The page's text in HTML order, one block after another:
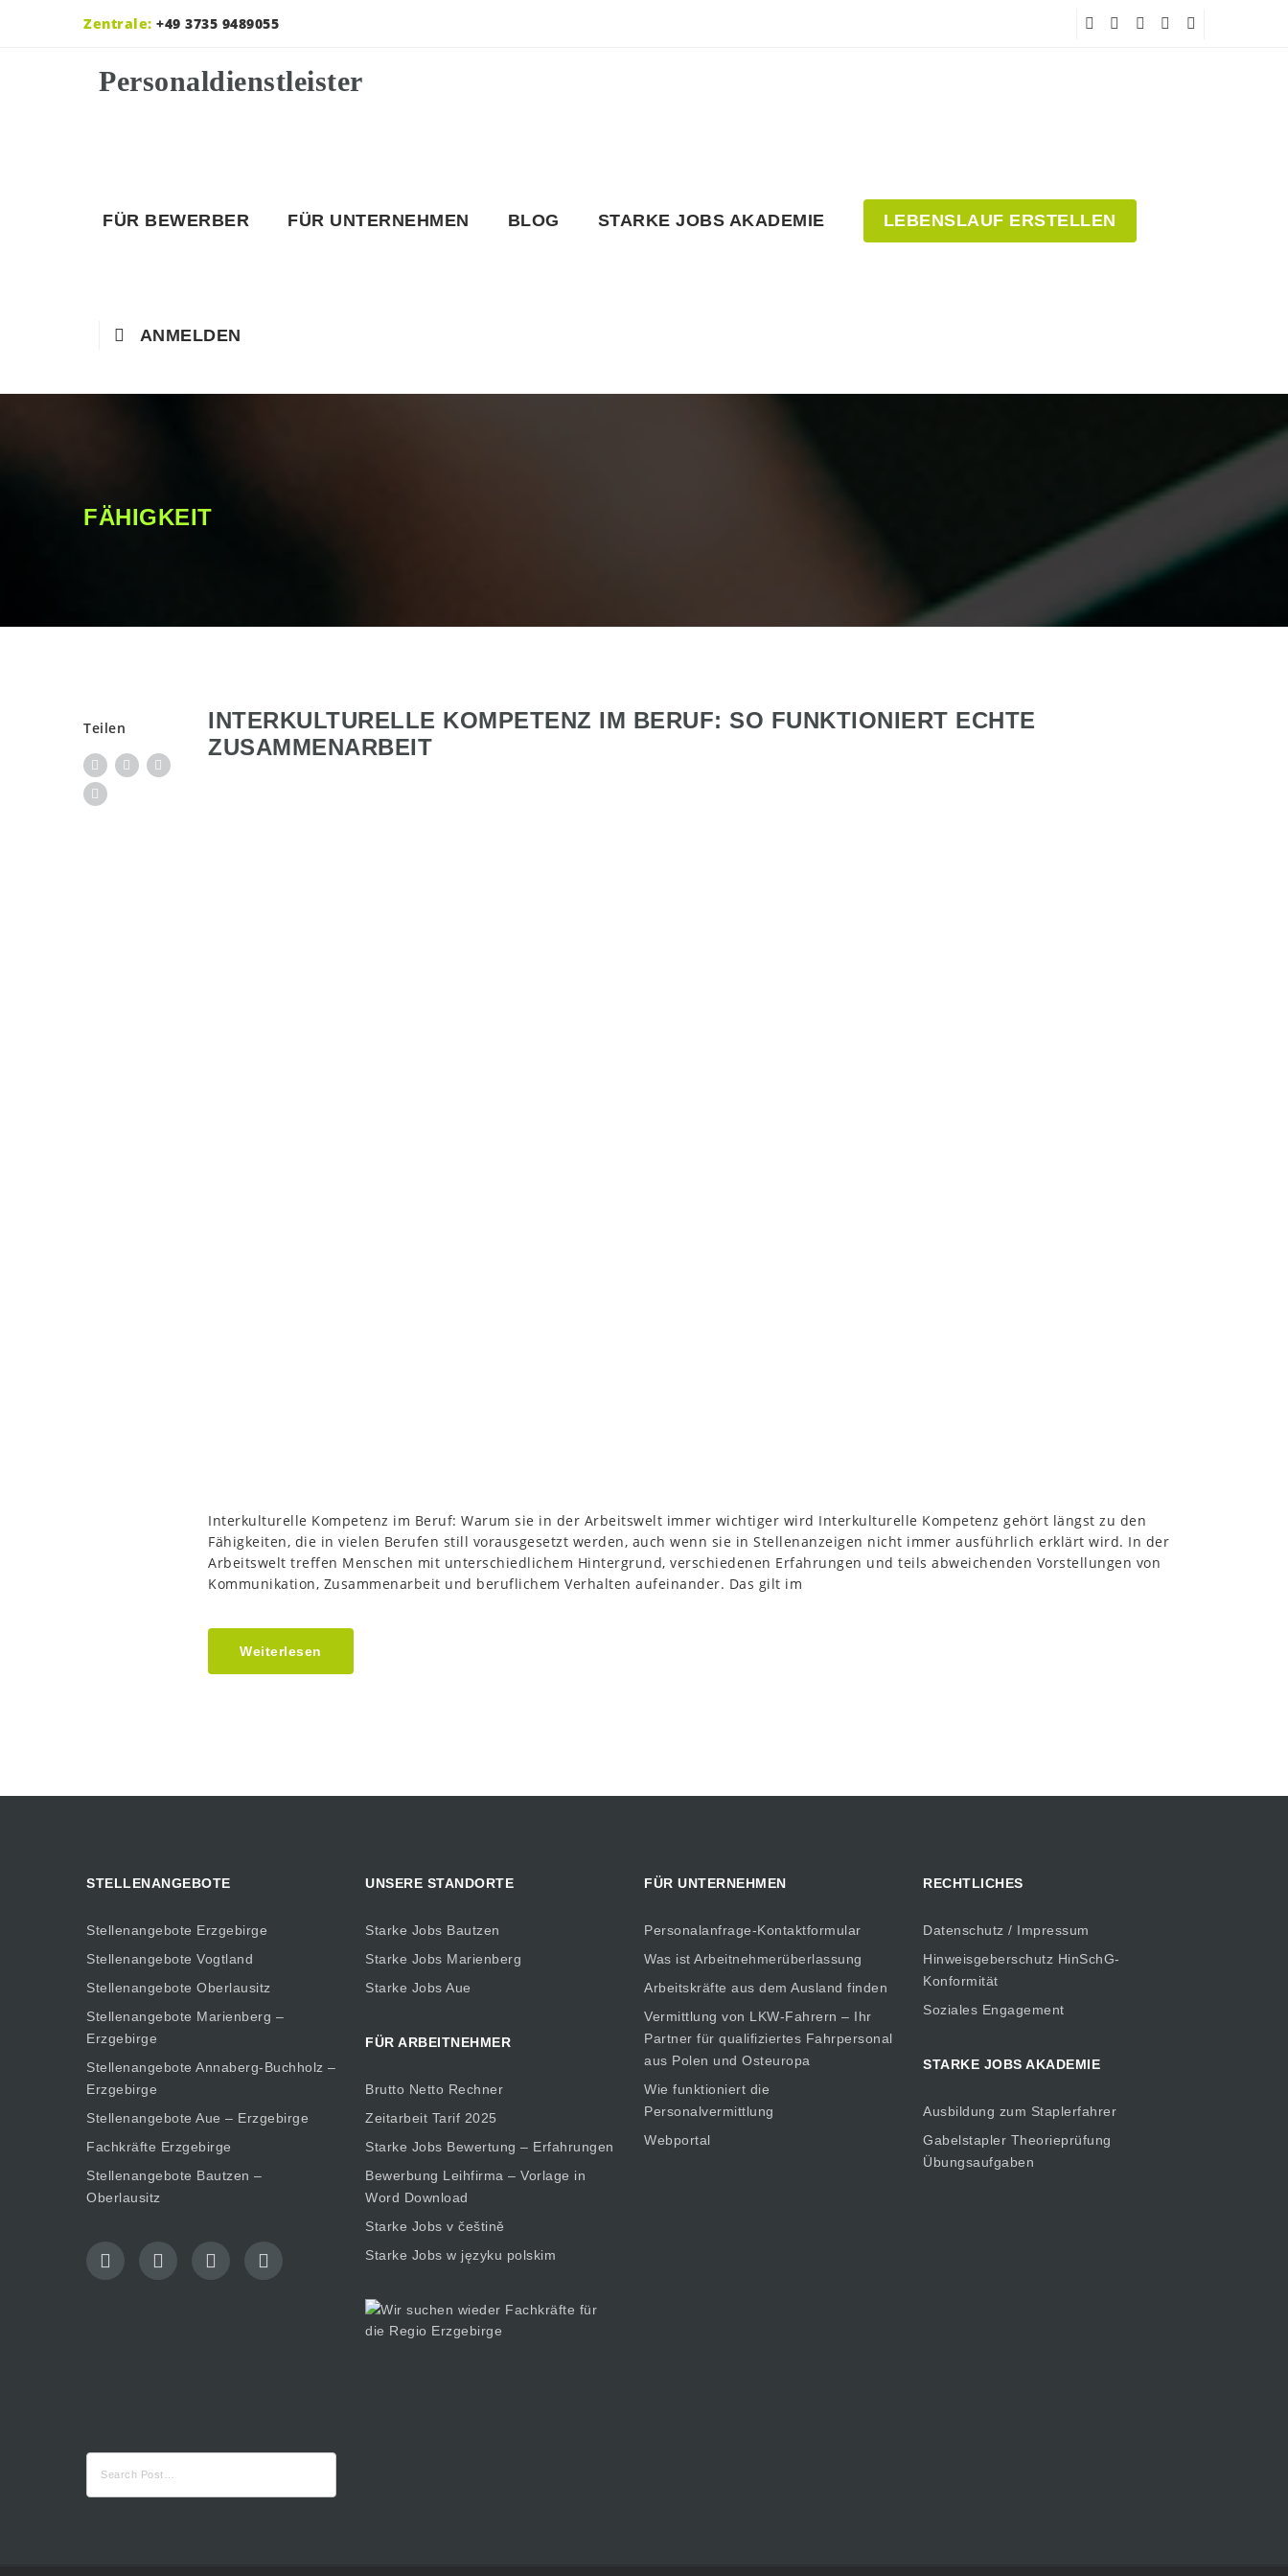
Zentrale: +49 3735 9489055
FÜR BEWERBER FÜR UNTERNEHMEN BLOG STARKE JOBS AKADEMIE LEBENSLAUF ERSTELLEN
ANMELDEN
FÄHIGKEIT
Teilen
INTERKULTURELLE KOMPETENZ IM BERUF: SO FUNKTIONIERT ECHTE
ZUSAMMENARBEIT
Interkulturelle Kompetenz im Beruf: Warum sie in der Arbeitswelt immer wichtiger wird Interkulturelle Kompetenz gehört längst zu den
Fähigkeiten, die in vielen Berufen still vorausgesetzt werden, auch wenn sie in Stellenanzeigen nicht immer ausführlich erklärt wird. In der
Arbeitswelt treffen Menschen mit unterschiedlichem Hintergrund, verschiedenen Erfahrungen und teils abweichenden Vorstellungen von
Kommunikation, Zusammenarbeit und beruflichem Verhalten aufeinander. Das gilt im
Weiterlesen
STELLENANGEBOTE
Stellenangebote Erzgebirge
Stellenangebote Vogtland
Stellenangebote Oberlausitz
Stellenangebote Marienberg –
Erzgebirge
Stellenangebote Annaberg-Buchholz –
Erzgebirge
Stellenangebote Aue – Erzgebirge
Fachkräfte Erzgebirge
Stellenangebote Bautzen –
Oberlausitz
nach:
UNSERE STANDORTE
Starke Jobs Bautzen
Starke Jobs Marienberg
Starke Jobs Aue
FÜR ARBEITNEHMER
Brutto Netto Rechner
Zeitarbeit Tarif 2025
Starke Jobs Bewertung – Erfahrungen
Bewerbung Leihfirma – Vorlage in
Word Download
Starke Jobs v češtině
Starke Jobs w języku polskim
FÜR UNTERNEHMEN
Personalanfrage-Kontaktformular
Was ist Arbeitnehmerüberlassung
Arbeitskräfte aus dem Ausland finden
Vermittlung von LKW-Fahrern – Ihr
Partner für qualifiziertes Fahrpersonal
aus Polen und Osteuropa
Wie funktioniert die
Personalvermittlung
Webportal
RECHTLICHES
Datenschutz / Impressum
Hinweisgeberschutz HinSchG-
Konformität
Soziales Engagement
STARKE JOBS AKADEMIE
Ausbildung zum Staplerfahrer
Gabelstapler Theorieprüfung
Übungsaufgaben